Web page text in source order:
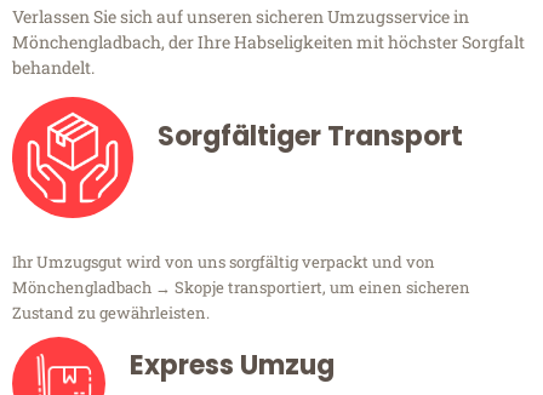
Verlassen Sie sich auf unseren sicheren Umzugsservice in
Mönchengladbach, der Ihre Habseligkeiten mit höchster Sorgfalt
behandelt.
Sorgfältiger Transport
Ihr Umzugsgut wird von uns sorgfältig verpackt und von
Mönchengladbach → Skopje transportiert, um einen sicheren
Zustand zu gewährleisten.
Express Umzug